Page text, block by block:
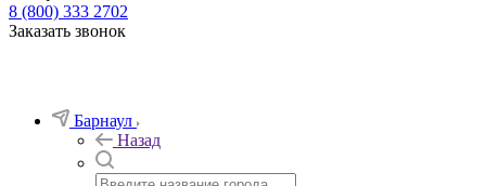
8 (800) 333 2702
Заказать звонок
Барнаул
Назад